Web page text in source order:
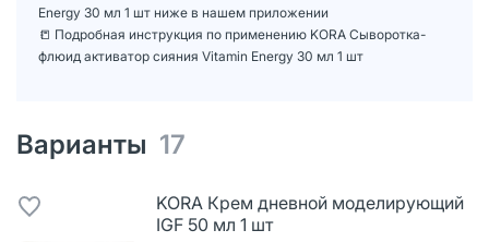
Energy 30 мл 1 шт ниже в нашем приложении
📒 Подробная инструкция по применению KORA Сыворотка-
флюид активатор сияния Vitamin Energy 30 мл 1 шт
Варианты 17
KORA Крем дневной моделирующий
IGF 50 мл 1 шт